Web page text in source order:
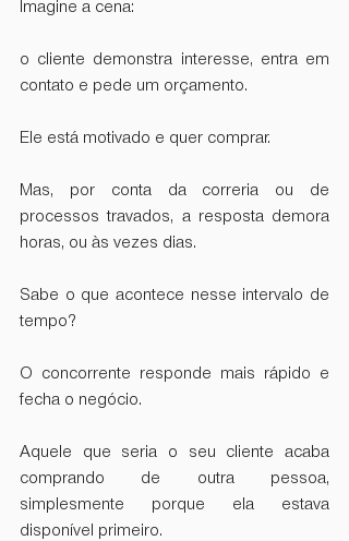
Imagine a cena:
o cliente demonstra interesse, entra em
contato e pede um orçamento.
Ele está motivado e quer comprar.
Mas, por conta da correria ou de
processos travados, a resposta demora
horas, ou às vezes dias.
Sabe o que acontece nesse intervalo de
tempo?
O concorrente responde mais rápido e
fecha o negócio.
Aquele que seria o seu cliente acaba
comprando de outra pessoa,
simplesmente porque ela estava
disponível primeiro.